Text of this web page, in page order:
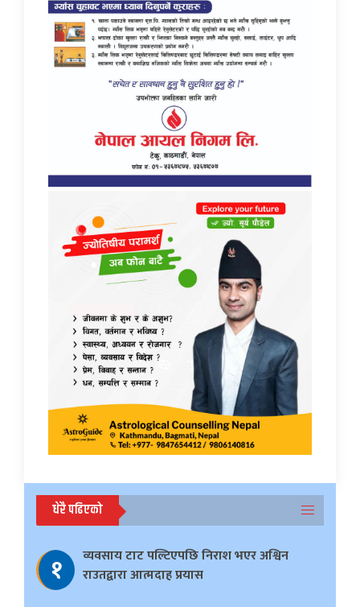
धेरै पढिएको
१
व्यवसाय टाट पल्टिएपछि निराश भएर अश्विन
राउतद्वारा आत्मदाह प्रयास